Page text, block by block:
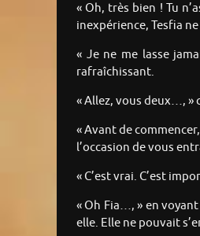
« Oh, très bien ! Tu
inexpérience, Tesfia
« Je ne me lasse
rafraîchissant.
« Allez, vous deux…, »
« Avant de
l’occasion de vous
« C’est vrai. C’est
« Oh Fia…, » en
elle. Elle ne pouvait